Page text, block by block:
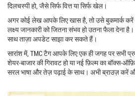
दिलचस्पी हो, जैसे सिर्फ वित्त या सिर्फ खेल।
अगर कोई लेख आपके लिए खास है, तो उसे बुकमार्क
लक्ष्य जानकारी को जितना संभव हो उतना फैला देना
साथ ताज़ा अपडेट साझा कर सकते हैं।
सारांश में, TMC टैग आपके लिए एक ही जगह पर सभी
शेयर‑बाजार की गिरावट हो या नई फ़िल्म का
सरल भाषा और तेज़ पढ़ाई के साथ। अभी ब्राउज़ करें